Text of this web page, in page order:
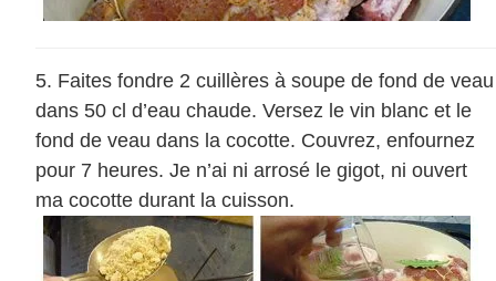
Faites fondre 2 cuillères à soupe de fond de veau
dans 50 cl d’eau chaude. Versez le vin blanc et le
fond de veau dans la cocotte. Couvrez, enfournez
pour 7 heures. Je n’ai ni arrosé le gigot, ni ouvert
ma cocotte durant la cuisson.